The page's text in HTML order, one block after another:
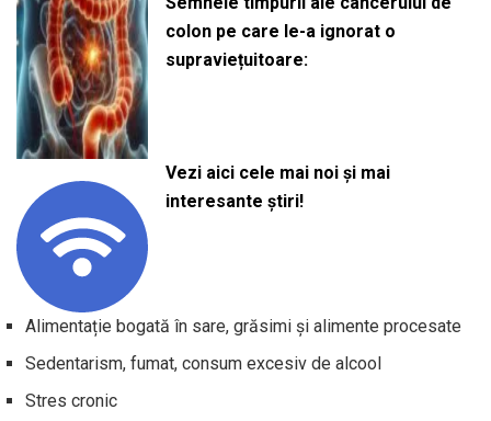
colon pe care le-a ignorat o
supraviețuitoare:
Vezi aici cele mai noi și mai
interesante știri!
Alimentație bogată în sare, grăsimi și alimente procesate
Sedentarism, fumat, consum excesiv de alcool
Stres cronic